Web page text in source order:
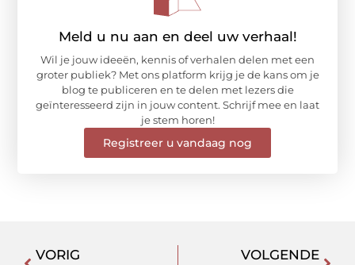
Meld u nu aan en deel uw verhaal!
Wil je jouw ideeën, kennis of verhalen delen met een
groter publiek? Met ons platform krijg je de kans om je
blog te publiceren en te delen met lezers die
geïnteresseerd zijn in jouw content. Schrijf mee en laat
je stem horen!
Registreer u vandaag nog
VORIG VOLGENDE